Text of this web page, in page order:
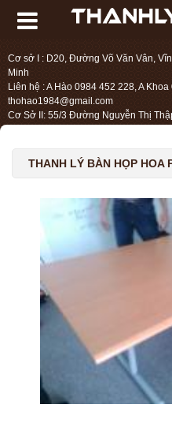
Cơ sở I : D20, Đường Võ Văn Vân,
Minh
Liên hệ : A Hào 0984 452 228, A
thohao1984@gmail.com
Cơ Sở II: 55/3 Đường Nguyễn Thị
THANH LÝ BÀN HỌP HOA